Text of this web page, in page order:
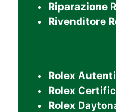
Riparazione
Rivenditore
Rolex
Rolex
Rolex